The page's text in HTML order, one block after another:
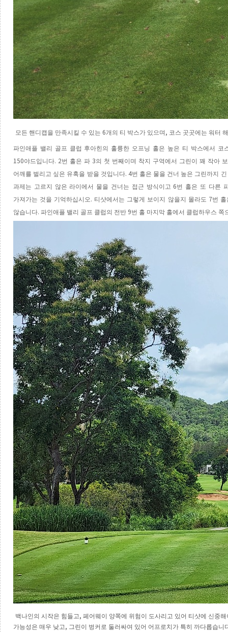
모든 핸디캡을 만족시킬 수 있는 6개의 티 박스가 있으며 , 코스 곳곳에는 워터
파인애플 밸리 골프 클럽 후아힌의 훌륭한 오프닝 홀은 높은 티 박스에서 코
150야드입니다. 2번 홀은 파 3의 첫 번째이며 착지 구역에서 그린이 꽤 작아
어깨를 벌리고 싶은 유혹을 받을 것입니다. 4번 홀은 물을 건너 높은 그린까지
과제는 고르지 않은 라이에서 물을 건너는 접근 방식이고 6번 홀은 또 다른
가져가는 것을 기억하십시오. 티샷에서는 그렇게 보이지 않을지 몰라도 7번 홀
않습니다. 파인애플 밸리 골프 클럽의 전반 9번 홀 마지막 홀에서 클럽하우스
백나인의 시작은 힘들고, 페어웨이 양쪽에 위험이 도사리고 있어 티샷에 신중해
가능성은 매우 낮고, 그린이 벙커로 둘러싸여 있어 어프로치가 특히 까다롭습니